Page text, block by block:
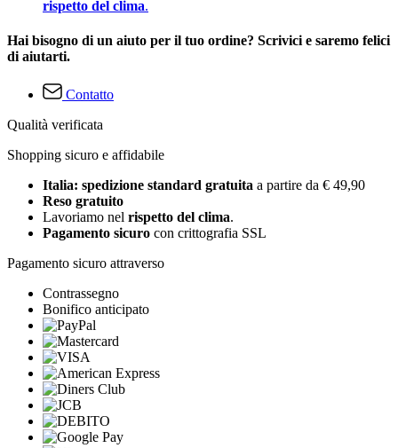
rispetto del clima.
Hai bisogno di un aiuto per il tuo ordine? Scrivici e saremo felici
di aiutarti.
Contatto
Qualità verificata
Shopping sicuro e affidabile
Italia: spedizione standard gratuita a partire da € 49,90
Reso gratuito
Lavoriamo nel rispetto del clima.
Pagamento sicuro con crittografia SSL
Pagamento sicuro attraverso
Contrassegno
Bonifico anticipato